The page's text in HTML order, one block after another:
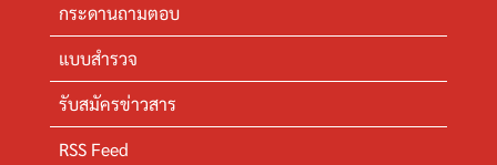
กระดานถามตอบ
แบบสำรวจ
รับสมัครข่าวสาร
RSS Feed